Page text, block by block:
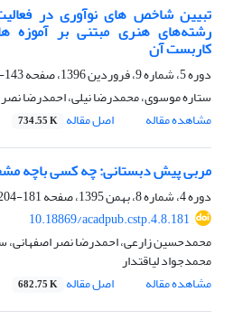
تبیین شاخص های نوآوری در
رشته‌های هنری مبتنی بر آموزه
کاربست آن
دوره 5، شماره 9، فروردین 1396، صفحه
143-166
ستاره موسوی، محمدرضا نیلی، احمدرضا
مشاهده مقاله
اصل مقاله 734.55 K
مربی پیش دبستانی: چه کسی باچه
دوره 4، شماره 8، بهمن 1395، صفحه
181-204
‎10.18869/acadpub.cstp.4.8.181
محمدحسین زارعی، احمدرضا نصر اصفهانی،
محمدجواد لیاقتدار
مشاهده مقاله
اصل مقاله 682.75 K